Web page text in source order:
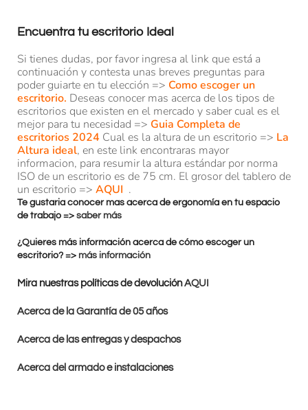
Encuentra tu escritorio Ideal
Si tienes dudas, por favor ingresa al link que está a
continuación y contesta unas breves preguntas para
poder guiarte en tu elección => Como escoger un
escritorio. Deseas conocer mas acerca de los tipos de
escritorios que existen en el mercado y saber cual es el
mejor para tu necesidad => Guia Completa de
escritorios 2024 Cual es la altura de un escritorio => La
Altura ideal, en este link encontraras mayor
informacion, para resumir la altura estándar por norma
ISO de un escritorio es de 75 cm. El grosor del tablero de
un escritorio => AQUI .
Te gustaria conocer mas acerca de ergonomía en tu espacio
de trabajo => saber más
¿Quieres más información acerca de cómo escoger un
escritorio? => más información
Mira nuestras políticas de devoluciónAQUI
Acerca de la Garantía de 05 años
Acerca de las entregas y despachos
Acerca del armado e instalaciones